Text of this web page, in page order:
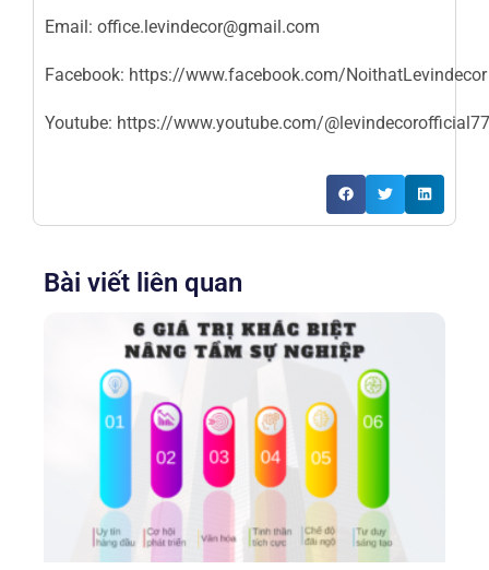
Email: office.levindecor@gmail.com
Facebook: https://www.facebook.com/NoithatLevindecor
Youtube: https://www.youtube.com/
Bài viết liên quan